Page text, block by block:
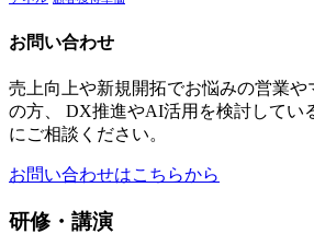
お問い合わせ
売上向上や新規開拓でお悩みの営業
の方、 DX推進やAI活用を検討してい
にご相談ください。
お問い合わせはこちらから
研修・講演